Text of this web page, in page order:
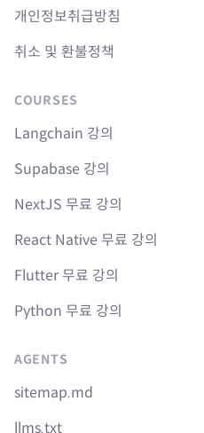
개인정보취급방침
취소 및 환불정책
COURSES
Langchain 강의
Supabase 강의
NextJS 무료 강의
React Native 무료 강의
Flutter 무료 강의
Python 무료 강의
AGENTS
sitemap.md
llms.txt